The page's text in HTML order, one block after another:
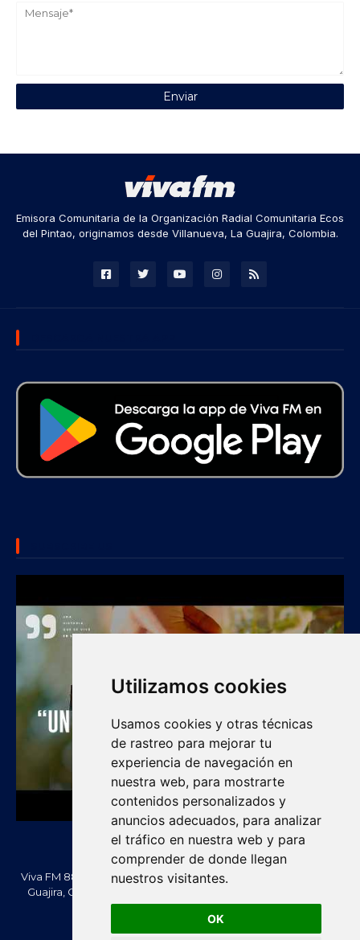
Utilizamos cookies
Usamos cookies y otras técnicas
de rastreo para mejorar tu
experiencia de navegación en
nuestra web, para mostrarte
contenidos personalizados y
anuncios adecuados, para analizar
el tráfico en nuestra web y para
comprender de donde llegan
nuestros visitantes.
OK
Emisora Comunitaria de la Organización Radial Comunitaria Ecos
del Pintao, originamos desde Villanueva, La Guajira, Colombia.
Viva FM 88.2 FM es una emisora comunitaria de Villanueva, La
Guajira, Colombia. Información, noticias, cultura, vallenato y
actualidad regional.
vivafm.com.co